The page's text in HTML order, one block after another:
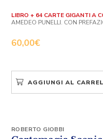
60,00€
LIBRO + 64 CARTE GIGANTI A
AMEDEO PUNELLI. CON
AGGIUNGI AL
ROBERTO GIOBBI